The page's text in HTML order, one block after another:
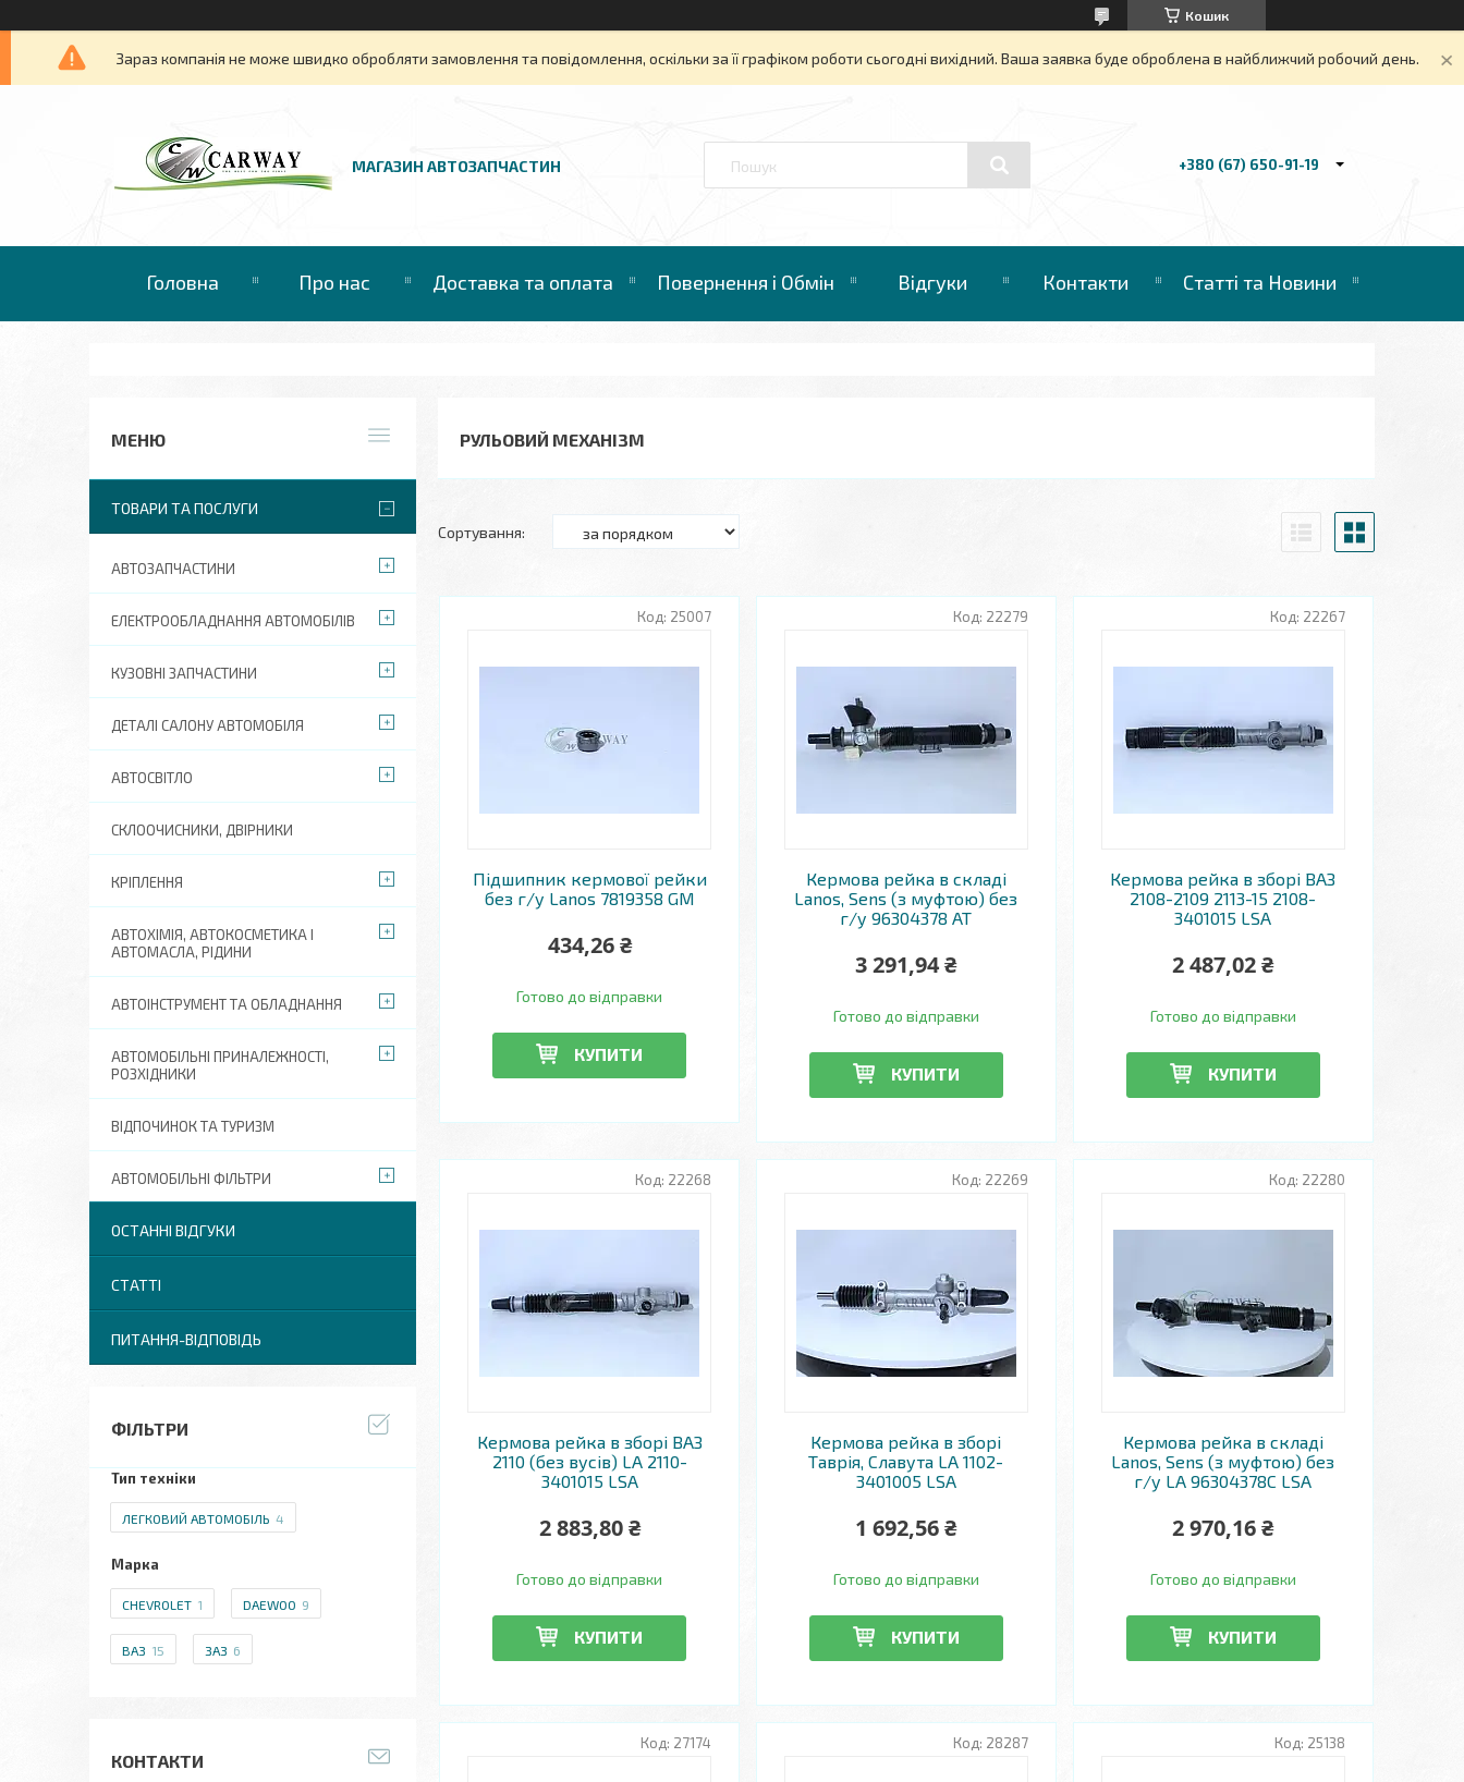
Кошик
Зараз компанія не може швидко обробляти замовлення та повідомлення, оскільки за її графіком роботи сьогодні вихідний. Ваша заявка буде оброблена в найближчий робочий день.
МАГАЗИН АВТОЗАПЧАСТИН +380 (67) 650-91-19
Головна Про нас Доставка та оплата Повернення і Обмін Відгуки Контакти Статті та Новини
РУЛЬОВИЙ МЕХАНІЗМ
25007
Підшипник кермової рейки
без г/у Lanos 7819358 GM
434,26 ₴
Готово до відправки
КУПИТИ
22279
Кермова рейка в складі
Lanos, Sens (з муфтою) без
г/у 96304378 AT
3 291,94 ₴
Готово до відправки
КУПИТИ
22267
Кермова рейка в зборі ВАЗ
2108-2109 2113-15 2108-
3401015 LSA
2 487,02 ₴
Готово до відправки
КУПИТИ
22268
Кермова рейка в зборі ВАЗ
2110 (без вусів) LA 2110-
3401015 LSA
2 883,80 ₴
Готово до відправки
КУПИТИ
22269
Кермова рейка в зборі
Таврія, Славута LA 1102-
3401005 LSA
1 692,56 ₴
Готово до відправки
КУПИТИ
22280
Кермова рейка в складі
Lanos, Sens (з муфтою) без
г/у LA 96304378С LSA
2 970,16 ₴
Готово до відправки
КУПИТИ
27174 28287 25138
ТОВАРИ ТА ПОСЛУГИ
АВТОЗАПЧАСТИНИ
ЕЛЕКТРООБЛАДНАННЯ АВТОМОБІЛІВ
КУЗОВНІ ЗАПЧАСТИНИ
ДЕТАЛІ САЛОНУ АВТОМОБІЛЯ
АВТОСВІТЛО
СКЛООЧИСНИКИ, ДВІРНИКИ
КРІПЛЕННЯ
АВТОХІМІЯ, АВТОКОСМЕТИКА І
АВТОМАСЛА, РІДИНИ
АВТОІНСТРУМЕНТ ТА ОБЛАДНАННЯ
АВТОМОБІЛЬНІ ПРИНАЛЕЖНОСТІ,
РОЗХІДНИКИ
ВІДПОЧИНОК ТА ТУРИЗМ
АВТОМОБІЛЬНІ ФІЛЬТРИ
ОСТАННІ ВІДГУКИ
СТАТТІ
ПИТАННЯ-ВІДПОВІДЬ
ФІЛЬТРИ
Тип техніки
ЛЕГКОВИЙ АВТОМОБІЛЬ 4
Марка
CHEVROLET 1 DAEWOO 9
ВАЗ 15 ЗАЗ 6
КОНТАКТИ